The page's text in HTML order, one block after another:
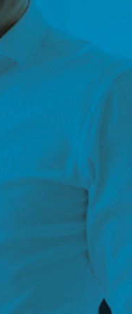
Berater
Markt
verkaufen
KI-Lösungen Kunden
profitable
machst.
Zeit sparen können.